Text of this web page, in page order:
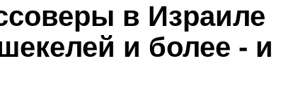
в Израиле
и более - и